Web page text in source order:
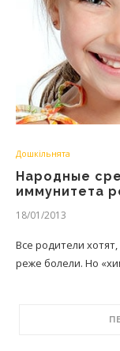
Дошкільнята
Народные
иммунитета
18/01/2013
Все родители
реже болели. Но